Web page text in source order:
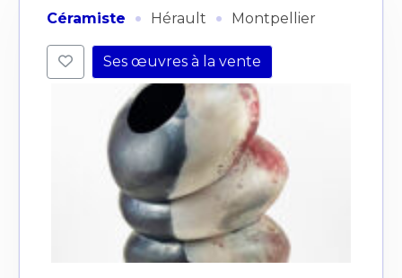
Céramiste · Hérault · Montpellier
Ses œuvres à la vente